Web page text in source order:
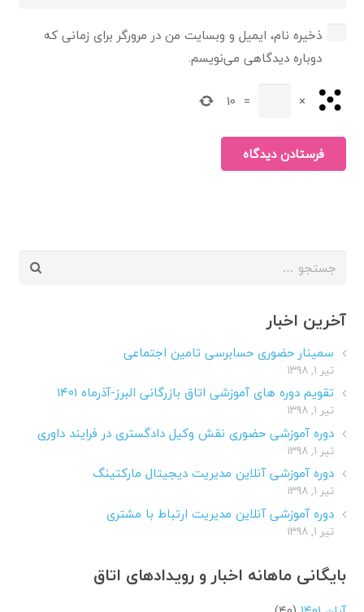
ذخیره نام، ایمیل و وبسایت من در مرورگر برای زمانی که
دوباره دیدگاهی می‌نویسم.
×
=
10
فرستادن دیدگاه
جستجو
آخرین اخبار
سمینار حضوری حسابرسی تامین اجتماعی
تیر ۱, ۱۳۹۸
تقویم دوره های آموزشی اتاق بازرگانی البرز-آذرماه ۱۴۰۱
تیر ۱, ۱۳۹۸
دوره آموزشی حضوری نقش وکیل دادگستری در فرایند داوری
تیر ۱, ۱۳۹۸
دوره آموزشی آنلاین مدیریت دیجیتال مارکتینگ
تیر ۱, ۱۳۹۸
دوره آموزشی آنلاین مدیریت ارتباط با مشتری
تیر ۱, ۱۳۹۸
بایگانی ماهانه اخبار و رویدادهای اتاق